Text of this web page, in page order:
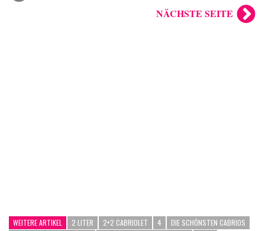
NÄCHSTE SEITE
WEITERE ARTIKEL 2 LITER 2+2 CABRIOLET 4 DIE SCHÖNSTEN CABRIOS